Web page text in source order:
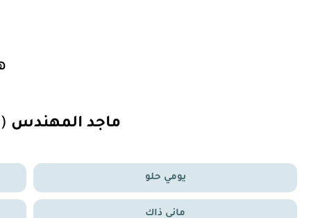
ماجد المهندس
يومي حلو
ماني ذاك